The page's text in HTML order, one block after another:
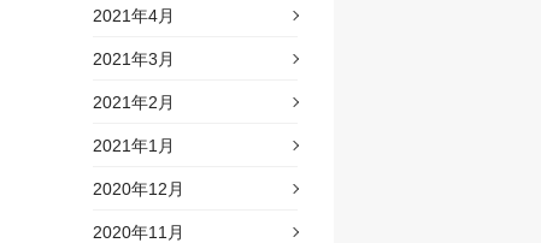
2021年4月
2021年3月
2021年2月
2021年1月
2020年12月
2020年11月